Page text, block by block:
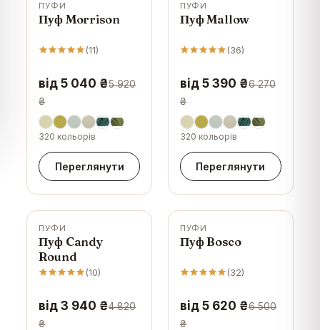
-15%
ПУФИ
Пуф Morrison
(11)
від 5 040 ₴5 920
₴
320 кольорів
Переглянути
-14%
ПУФИ
Пуф Mallow
(36)
від 5 390 ₴6 270
₴
320 кольорів
Переглянути
-18%
ПУФИ
Пуф Candy
Round
(10)
від 3 940 ₴4 820
₴
-14%
ПУФИ
Пуф Bosco
(32)
від 5 620 ₴6 500
₴